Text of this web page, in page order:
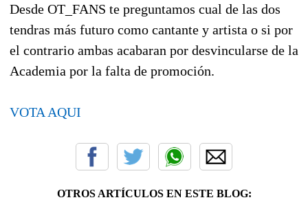
Desde OT_FANS te preguntamos cual de las dos
tendras más futuro como cantante y artista o si por
el contrario ambas acabaran por desvincularse de la
Academia por la falta de promoción.
VOTA AQUI
OTROS ARTÍCULOS EN ESTE BLOG: